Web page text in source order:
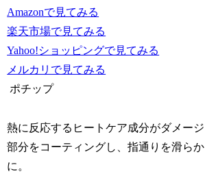
Amazonで見てみる
楽天市場で見てみる
Yahoo!ショッピングで見てみる
メルカリで見てみる
ポチップ
熱に反応するヒートケア成分がダメージ
部分をコーティングし、指通りを滑らか
に。